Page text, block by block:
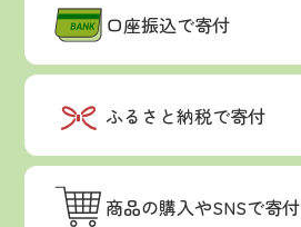
口座振込で寄付
ふるさと納税で寄付
商品の購入やSNSで寄付